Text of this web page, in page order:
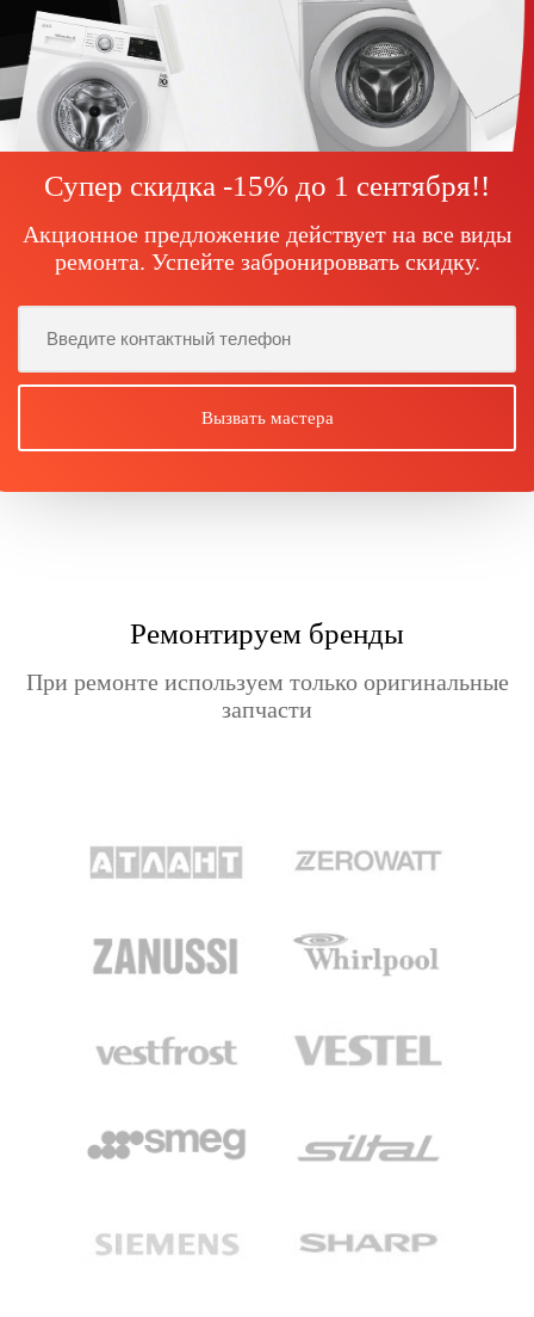
Супер скидка -15% до 1 сентября!!
Акционное предложение действует на все виды
ремонта. Успейте забронироввать скидку.
Ремонтируем бренды
При ремонте используем только оригинальные
запчасти